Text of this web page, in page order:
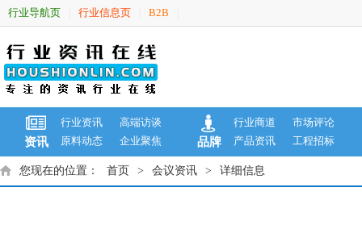
行业导航页 行业信息页 B2B
资讯
行业资讯
高端访谈
原料动态
企业聚焦 品牌
行业商道
市场评论
产品资讯
工程招标
您现在的位置： 首页 > 会议资讯 > 详细信息